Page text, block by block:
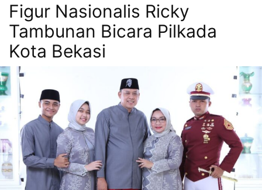
Figur Nasionalis Ricky
Tambunan Bicara Pilkada
Kota Bekasi